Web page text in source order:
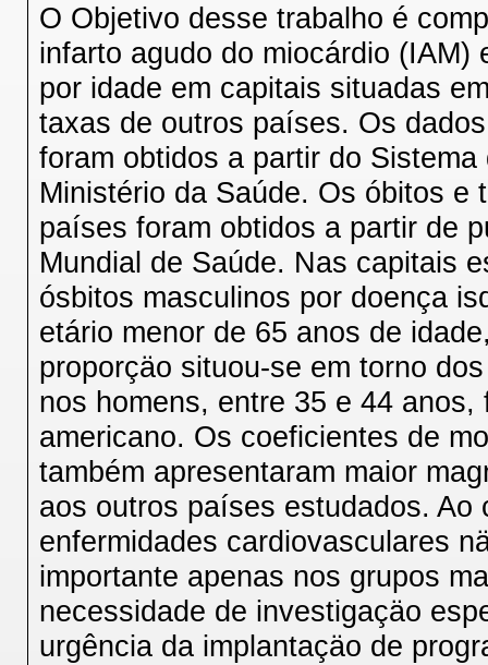
O Objetivo desse trabalho é
infarto agudo do miocárdio
por idade em capitais situadas
taxas de outros países. Os
foram obtidos a partir do
Ministério da Saúde. Os óbitos e
países foram obtidos a partir de
Mundial de Saúde. Nas capitais
ósbitos masculinos por doença
etário menor de 65 anos de
proporçäo situou-se em torno
nos homens, entre 35 e 44
americano. Os coeficientes de
também apresentaram maior
aos outros países estudados.
enfermidades cardiovasculares
importante apenas nos grupos
necessidade de investigaçäo
urgência da implantaçäo de